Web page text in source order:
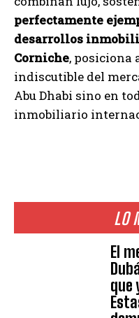
LO
El
que
perfectamente
desarrollos
Corniche, posiciona
indiscutible del
Abu Dhabi sino en
inmobiliario